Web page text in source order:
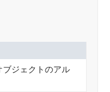
ブジェクトのアル